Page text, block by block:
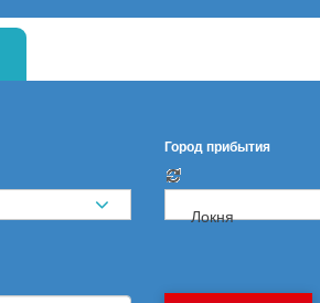
Город прибытия
Локня